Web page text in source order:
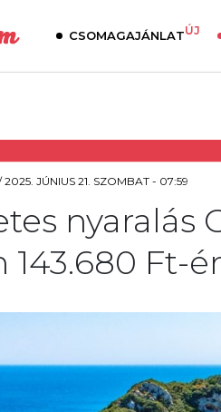
CSOMAGAJÁNLATÚJ
2025. JÚNIUS 21. SZOMBAT - 07:59
nyaralás
143.680 Ft-